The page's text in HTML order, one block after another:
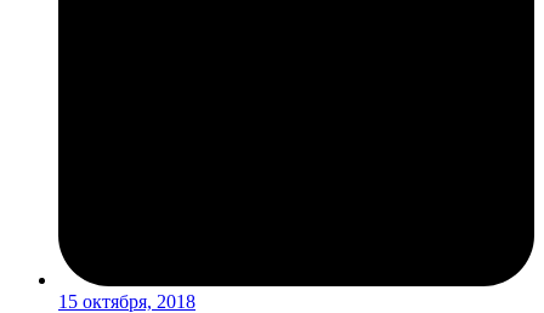
15 октября, 2018